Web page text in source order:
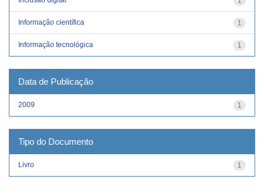
1
Informação científica
1
Informação tecnológica
Data de Publicação
1
2009
Tipo do Documento
1
Livro